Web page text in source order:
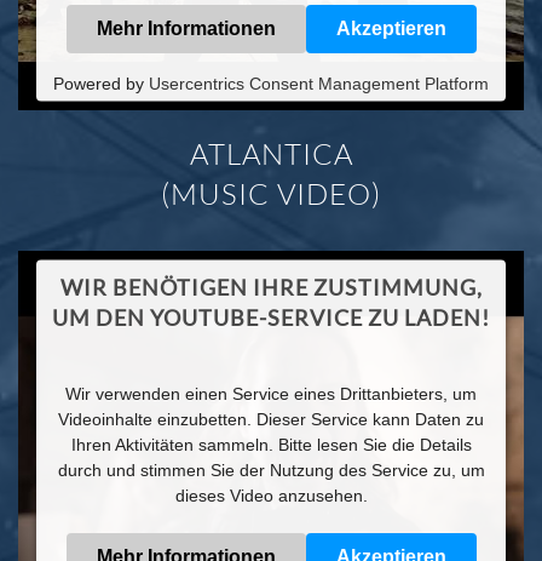
Mehr Informationen Akzeptieren
Powered by Usercentrics Consent Management Platform
ATLANTICA
(MUSIC VIDEO)
WIR BENÖTIGEN IHRE ZUSTIMMUNG,
UM DEN YOUTUBE-SERVICE ZU LADEN!
Wir verwenden einen Service eines Drittanbieters, um
Videoinhalte einzubetten. Dieser Service kann Daten zu
Ihren Aktivitäten sammeln. Bitte lesen Sie die Details
durch und stimmen Sie der Nutzung des Service zu, um
dieses Video anzusehen.
Mehr Informationen Akzeptieren